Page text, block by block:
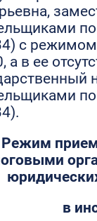
с
а в ее
Режим
в